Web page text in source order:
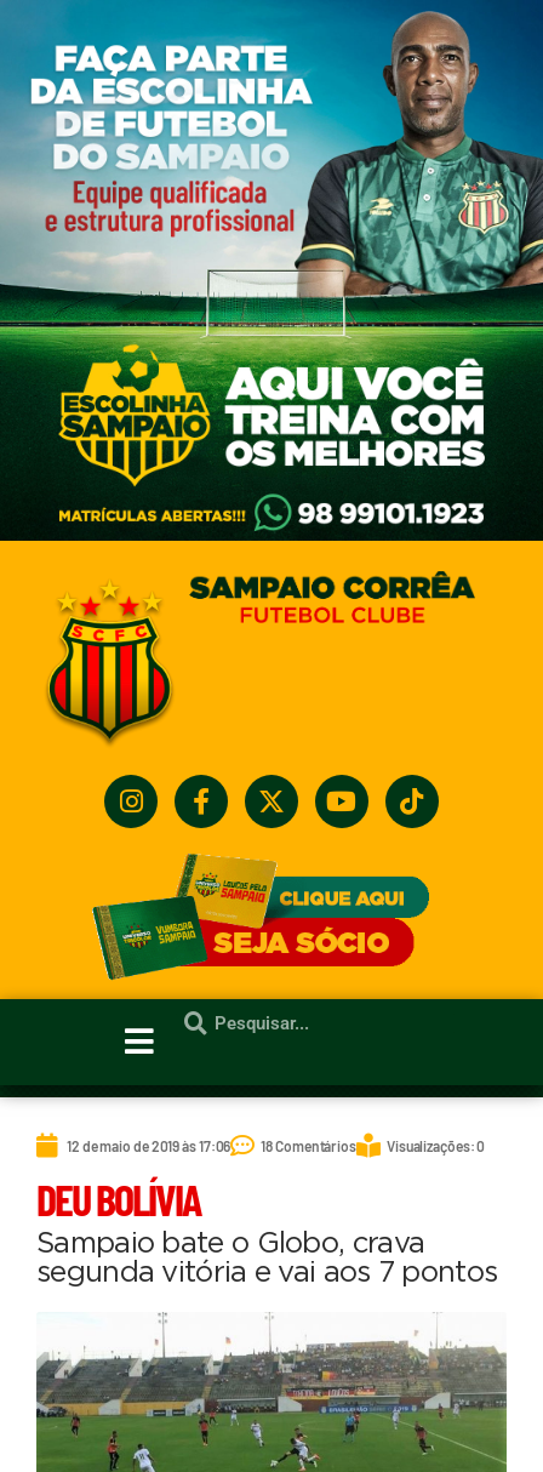
12 de maio de 2019 às 17:06 18 Comentários Visualizações: 0
DEU BOLÍVIA
Sampaio bate o Globo, crava
segunda vitória e vai aos 7 pontos